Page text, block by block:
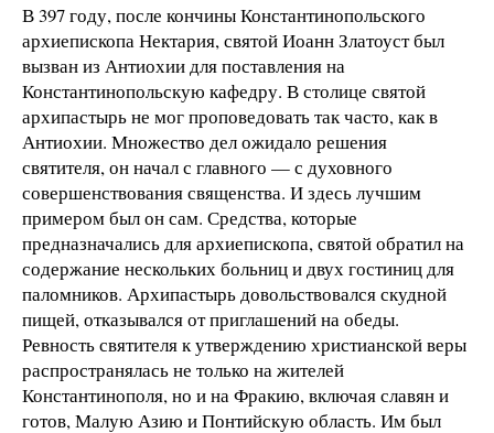
В 397 году, после кончины Константинопольского
архиепископа Нектария, святой Иоанн Златоуст был
вызван из Антиохии для поставления на
Константинопольскую кафедру. В столице святой
архипастырь не мог проповедовать так часто, как в
Антиохии. Множество дел ожидало решения
святителя, он начал с главного — с духовного
совершенствования священства. И здесь лучшим
примером был он сам. Средства, которые
предназначались для архиепископа, святой обратил на
содержание нескольких больниц и двух гостиниц для
паломников. Архипастырь довольствовался скудной
пищей, отказывался от приглашений на обеды.
Ревность святителя к утверждению христианской веры
распространялась не только на жителей
Константинополя, но и на Фракию, включая славян и
готов, Малую Азию и Понтийскую область. Им был